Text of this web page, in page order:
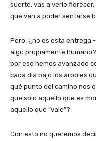
suerte, vas a verlo
que van a poder sentarse
Pero, ¿no es esta entrega
algo propiamente
por eso hemos avanzado
cada día bajo los árboles
qué punto del camino nos
que solo aquello que es
aquello que “vale”?
Con esto no queremos